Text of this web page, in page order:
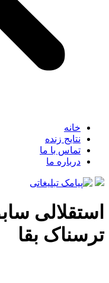
خانه
نتایج زنده
تماس با ما
درباره ما
استقلالی
ترسناک بقا